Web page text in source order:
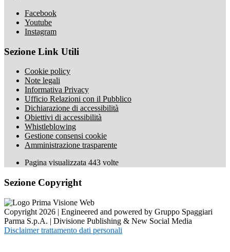
Facebook
Youtube
Instagram
Sezione Link Utili
Cookie policy
Note legali
Informativa Privacy
Ufficio Relazioni con il Pubblico
Dichiarazione di accessibilità
Obiettivi di accessibilità
Whistleblowing
Gestione consensi cookie
Amministrazione trasparente
Pagina visualizzata 443 volte
Sezione Copyright
Copyright 2026 | Engineered and powered by Gruppo Spaggiari
Parma S.p.A. | Divisione Publishing & New Social Media
Disclaimer trattamento dati personali